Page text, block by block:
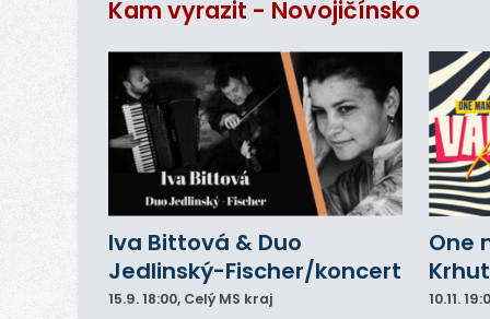
Kam vyrazit - Novojičínsko
Iva Bittová & Duo
Jedlinský-Fischer/koncert
15.9.18:00, Celý MS kraj
One
Krhut
10.11.